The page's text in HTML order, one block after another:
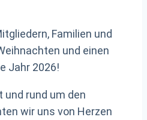
Familien und
und einen
Jahr 2026!
und rund um den
wir uns von Herzen